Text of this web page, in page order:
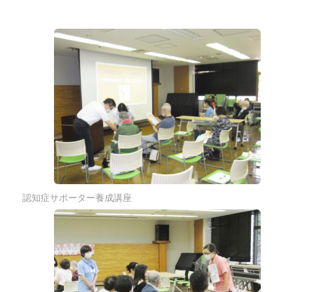
認知症サポーター養成講座